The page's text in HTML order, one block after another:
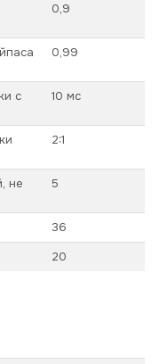
0,9
0,99
с
10 мс
2:1
не
5
36
20